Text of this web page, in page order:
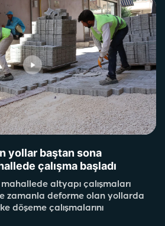
yollar baştan sona
çalışma başladı
altyapı çalışmaları
zamanla deforme olan yollarda
döşeme çalışmalarını